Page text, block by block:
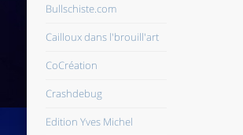
Bullschiste.com
Cailloux dans l'brouill'art
CoCréation
Crashdebug
Edition Yves Michel